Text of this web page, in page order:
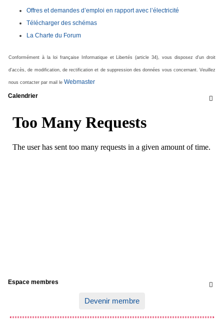
Offres et demandes d’emploi en rapport avec l’électricité
Télécharger des schémas
La Charte du Forum
Conformément à la loi française Informatique et Libertés (article 34), vous disposez d'un droit
d'accès, de modification, de rectification et de suppression des données vous concernant. Veuillez
nous contacter par mail le Webmaster

Calendrier

Espace membres
Devenir membre